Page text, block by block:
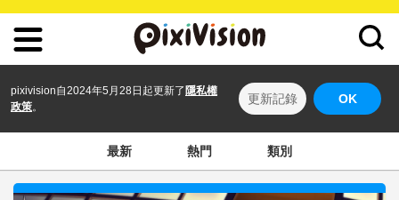
pixivision自2024年5月28日起更新了 隱私權
政策。
更新記錄 OK
最新 熱門 類別